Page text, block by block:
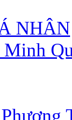
NHÂN